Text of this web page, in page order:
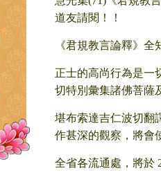
道友請閱！！
《君規教言論釋》 全
正士的高尚行為是一
切特別彙集諸佛菩薩
堪布索達吉仁波切翻
作甚深的觀察，將會
全省各流通處，將於